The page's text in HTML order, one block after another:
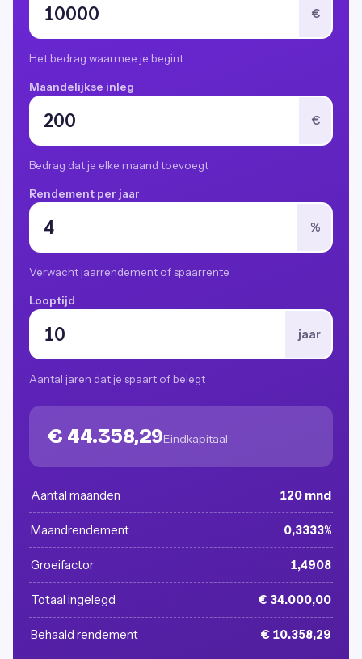
€
Het bedrag waarmee je begint
Maandelijkse inleg
€
Bedrag dat je elke maand toevoegt
Rendement per jaar
%
Verwacht jaarrendement of spaarrente
Looptijd
jaar
Aantal jaren dat je spaart of belegt
€ 44.358,29Eindkapitaal
Aantal maanden 120 mnd
Maandrendement 0,3333%
Groeifactor 1,4908
Totaal ingelegd € 34.000,00
Behaald rendement € 10.358,29